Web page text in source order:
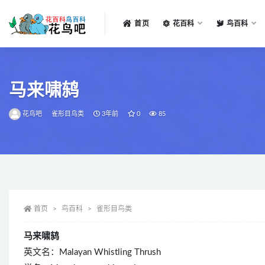
首页 花百科 鸟百科
马来啸鸫
花鸟吧 雀形目鸟类 3年前 0 85
首页 鸟百科 雀形目鸟类
马来啸鸫
英文名：Malayan Whistling Thrush